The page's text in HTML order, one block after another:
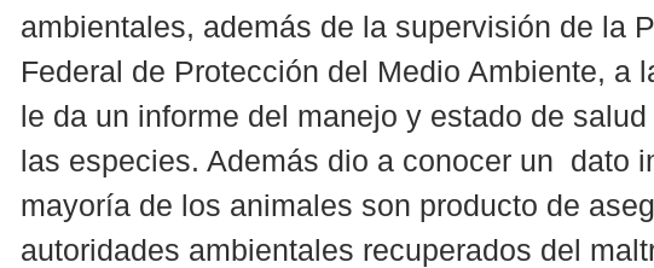
ambientales, además de la supervisión de la
Federal de Protección del Medio Ambiente, a
le da un informe del manejo y estado de
las especies. Además dio a conocer un  dato
mayoría de los animales son producto de
autoridades ambientales recuperados del